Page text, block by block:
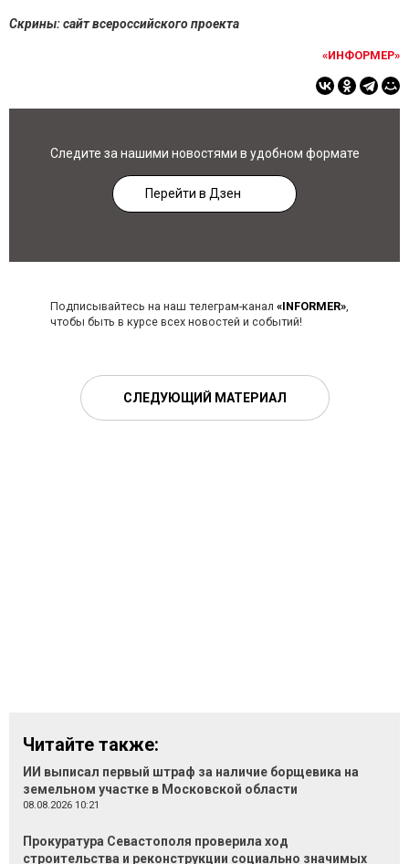
Скрины: сайт всероссийского проекта
«ИНФОРМЕР»
Следите за нашими новостями в удобном формате
Перейти в Дзен
Подписывайтесь на наш телеграм-канал «INFORMER»,
чтобы быть в курсе всех новостей и событий!
СЛЕДУЮЩИЙ МАТЕРИАЛ
Читайте также:
ИИ выписал первый штраф за наличие борщевика на
земельном участке в Московской области
08.08.2026 10:21
Прокуратура Севастополя проверила ход
строительства и реконструкции социально значимых